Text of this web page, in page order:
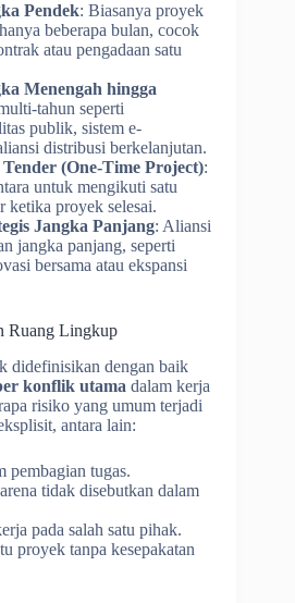
Pendek: Biasanya proyek
beberapa bulan, cocok
atau pengadaan satu
Menengah hingga
tahun seperti
publik, sistem e-
distribusi berkelanjutan.
(One-Time Project):
untuk mengikuti satu
ketika proyek selesai.
Jangka Panjang: Aliansi
jangka panjang, seperti
bersama atau ekspansi
Ruang Lingkup
didefinisikan dengan baik
konflik utama dalam kerja
risiko yang umum terjadi
antara lain:
pembagian tugas.
tidak disebutkan dalam
pada salah satu pihak.
proyek tanpa kesepakatan